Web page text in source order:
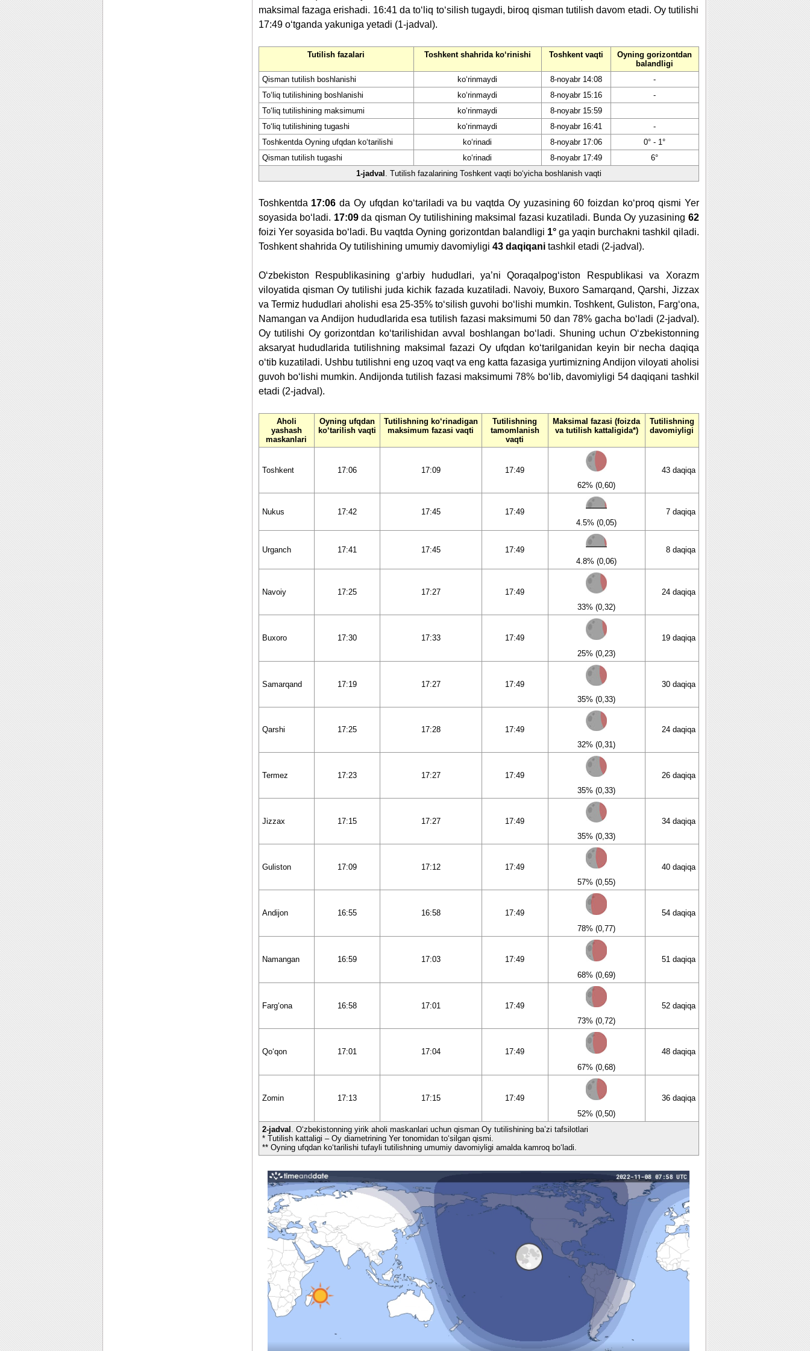
maksimal fazaga erishadi. 16:41 da to‘liq to‘silish tugaydi, biroq qisman tutilish davom etadi. Oy tutilishi
17:49 o‘tganda yakuniga yetadi (1-jadval).
Tutilish fazalari Toshkent shahrida ko‘rinishi Toshkent vaqti
Oyning gorizontdan
balandligi
Qisman tutilish boshlanishi
ko‘rinmaydi 8-noyabr 14:08
-
To‘liq tutilishining boshlanishi
ko‘rinmaydi 8-noyabr 15:16
-
To‘liq tutilishining maksimumi
ko‘rinmaydi
8-noyabr 15:59
To‘liq tutilishining tugashi
ko‘rinmaydi 8-noyabr 16:41
-
Toshkentda Oyning ufqdan ko‘tarilishi
ko‘rinadi 8-noyabr 17:06
0° - 1°
Qisman tutilish tugashi
ko‘rinadi 8-noyabr 17:49
6°
1-jadval . Tutilish fazalarining Toshkent vaqti bo‘yicha boshlanish vaqti
Toshkentda 17:06 da Oy ufqdan ko‘tariladi va bu vaqtda Oy yuzasining 60 foizdan ko‘proq qismi Yer
soyasida bo‘ladi. 17:09da qisman Oy tutilishining maksimal fazasi kuzatiladi. Bunda Oy yuzasining 62
foizi Yer soyasida bo‘ladi. Bu vaqtda Oyning gorizontdan balandligi 1°ga yaqin burchakni tashkil qiladi.
Toshkent shahrida Oy tutilishining umumiy davomiyligi 43 daqiqanitashkil etadi (2-jadval).
O‘zbekiston Respublikasining g‘arbiy hududlari, ya’ni Qoraqalpog‘iston Respublikasi va Xorazm
viloyatida qisman Oy tutilishi juda kichik fazada kuzatiladi. Navoiy, Buxoro Samarqand, Qarshi, Jizzax
va Termiz hududlari aholishi esa 25-35% to‘silish guvohi bo‘lishi mumkin. Toshkent, Guliston, Farg‘ona,
Namangan va Andijon hududlarida esa tutilish fazasi maksimumi 50 dan 78% gacha bo‘ladi (2-jadval).
Oy tutilishi Oy gorizontdan ko‘tarilishidan avval boshlangan bo‘ladi. Shuning uchun O‘zbekistonning
aksaryat hududlarida tutilishning maksimal fazazi Oy ufqdan ko‘tarilganidan keyin bir necha daqiqa
o‘tib kuzatiladi. Ushbu tutilishni eng uzoq vaqt va eng katta fazasiga yurtimizning Andijon viloyati aholisi
guvoh bo‘lishi mumkin. Andijonda tutilish fazasi maksimumi 78% bo‘lib, davomiyligi 54 daqiqani tashkil
etadi (2-jadval).
Aholi
yashash
maskanlari
Oyning ufqdan
ko‘tarilish vaqti
Tutilishning ko‘rinadigan
maksimum fazasi vaqti
Tutilishning
tamomlanish
vaqti
Maksimal fazasi (foizda
va tutilish kattaligida*)
Tutilishning
davomiyligi
Toshkent 17:06 17:09
17:49
62% (0,60)
43 daqiqa
Nukus 17:42 17:45
17:49
4.5% (0,05)
7 daqiqa
Urganch 17:41 17:45
17:49
4.8% (0,06)
8 daqiqa
Navoiy 17:25 17:27
17:49
33% (0,32)
24 daqiqa
Buxoro 17:30 17:33
17:49
25% (0,23)
19 daqiqa
Samarqand 17:19 17:27
17:49
35% (0,33)
30 daqiqa
Qarshi 17:25 17:28
17:49
32% (0,31)
24 daqiqa
Termez 17:23 17:27
17:49
35% (0,33)
26 daqiqa
Jizzax 17:15 17:27
17:49
35% (0,33)
34 daqiqa
Guliston 17:09 17:12
17:49
57% (0,55)
40 daqiqa
Andijon 16:55 16:58
17:49
78% (0,77)
54 daqiqa
Namangan 16:59 17:03
17:49
68% (0,69)
51 daqiqa
Farg‘ona 16:58 17:01
17:49
73% (0,72)
52 daqiqa
Qo‘qon 17:01 17:04
17:49
67% (0,68)
48 daqiqa
Zomin 17:13 17:15
17:49
52% (0,50)
36 daqiqa
2-jadval . O‘zbekistonning yirik aholi maskanlari uchun qisman Oy tutilishining ba’zi tafsilotlari
* Tutilish kattaligi – Oy diametrining Yer tonomidan to‘silgan qismi.
** Oyning ufqdan ko‘tarilishi tufayli tutilishning umumiy davomiyligi amalda kamroq bo‘ladi.